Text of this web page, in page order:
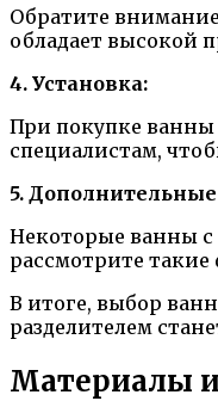
Обратите
обладает высокой
4. Установка:
При покупке ванны
специалистам,
5.
Некоторые ванны с
рассмотрите
В итоге, выбор
разделителем
Материалы